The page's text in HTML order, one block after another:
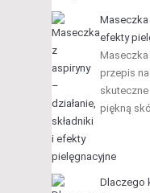
Maseczka
efekty
przepis
piękną
Dlaczego